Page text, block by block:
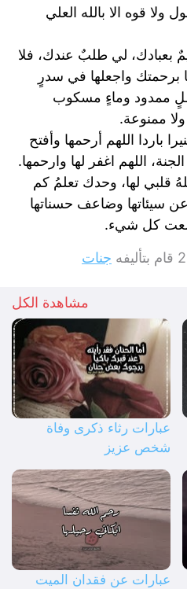
ولا قوه الا بالله العلي
بعبادك، لي طلبٌ عندك، فلا
برحمتك واجعلها في سدرٍ
ممدود وماءٍ مسكوب
ممنوعة.
باردا اللهم أرحمها وأفتح
اللهم اغفر لها وارحمها.
قلبي لها، وحدك تعلمُ كم
عن سيئاتها وضاعف حسناتها
كل شيء.
قام بتأليفه جنات
مشاهدة الكل
عبارات رثاء ذكرى وفاة
شخص عزيز
عبارات عن فقدان الميت